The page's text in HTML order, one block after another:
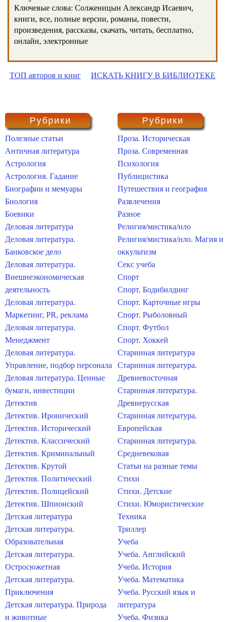
Ключевые слова: Солженицын Александр Исаевич,
книги, все, полные версии, романы, повести,
произведения, рассказы, скачать, читать, бесплатно,
онлайн, электронные
ТОП авторов и книг ИСКАТЬ КНИГУ В БИБЛИОТЕКЕ
Рубрики
Полезные статьи
Античная литература
Астрология
Астрология. Гадание
Биографии и мемуары
Биология
Боевики
Деловая литература
Деловая литература.
Банковское дело
Деловая литература.
Внешнеэкономическая
деятельность
Деловая литература.
Маркетинг, PR, реклама
Деловая литература.
Менеджмент
Деловая литература.
Управление, подбор персонала
Деловая литература. Ценные
бумаги, инвестиции
Детектив
Детектив. Иронический
Детектив. Исторический
Детектив. Классический
Детектив. Криминальный
Детектив. Крутой
Детектив. Политический
Детектив. Полицейский
Детектив. Шпионский
Детская литература
Детская литература.
Образовательная
Детская литература.
Остросюжетная
Детская литература.
Приключения
Детская литература. Природа
и животные
Рубрики
Проза. Историческая
Проза. Современная
Психология
Публицистика
Путешествия и география
Развлечения
Разное
Религия/мистика/нло
Религия/мистика/нло. Магия и
оккультизм
Секс учеба
Спорт
Спорт. Бодибилдинг
Спорт. Карточные игры
Спорт. Рыболовный
Спорт. Футбол
Спорт. Хоккей
Старинная литература
Старинная литература.
Древневосточная
Старинная литература.
Древнерусская
Старинная литература.
Европейская
Старинная литература.
Средневековая
Статьи на разные темы
Стихи
Стихи. Детские
Стихи. Юмористические
Техника
Триллер
Учеба
Учеба. Английский
Учеба. История
Учеба. Математика
Учеба. Русский язык и
литература
Учеба. Физика